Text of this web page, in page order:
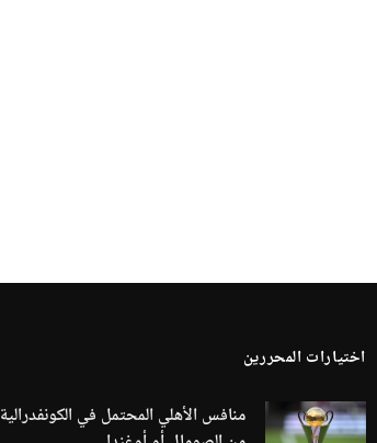
اختيارات المحررين
منافس الأهلي المحتمل في الكونفدرالية